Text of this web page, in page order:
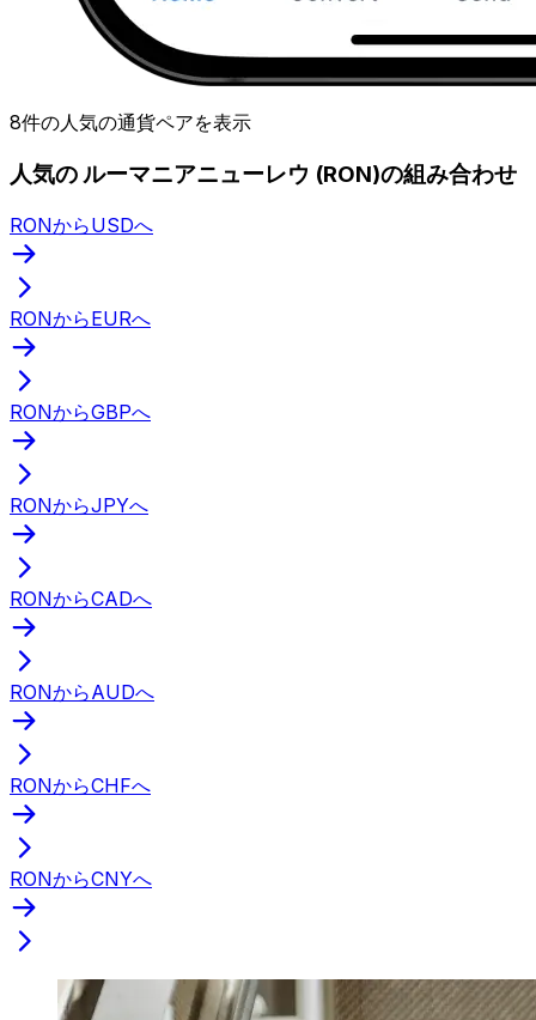
8件の人気の通貨ペアを表示
人気の ルーマニアニューレウ (RON)の組み合わせ
RONからUSDへ
RONからEURへ
RONからGBPへ
RONからJPYへ
RONからCADへ
RONからAUDへ
RONからCHFへ
RONからCNYへ